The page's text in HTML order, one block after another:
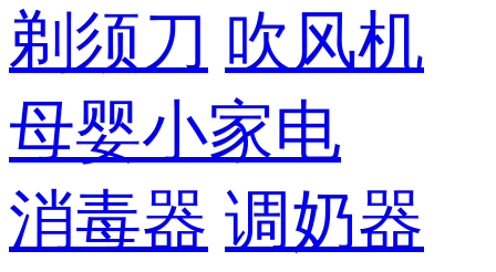
剃须刀 吹风机
母婴小家电
消毒器 调奶器